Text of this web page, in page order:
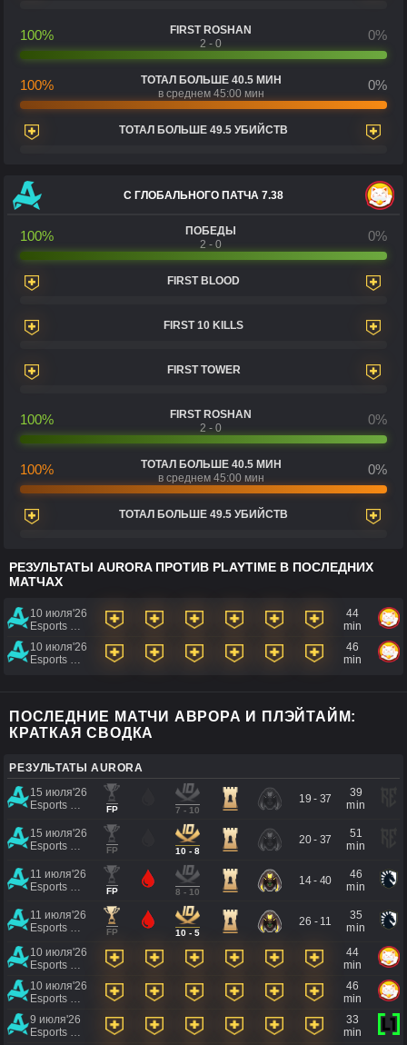
100%
FIRST ROSHAN
2 - 0
0%
100%
ТОТАЛ БОЛЬШЕ 40.5 МИН
в среднем 45:00 мин
0%
ТОТАЛ БОЛЬШЕ 49.5 УБИЙСТВ
С ГЛОБАЛЬНОГО ПАТЧА 7.38
100%
ПОБЕДЫ
2 - 0
0%
FIRST BLOOD
FIRST 10 KILLS
FIRST TOWER
100%
FIRST ROSHAN
2 - 0
0%
100%
ТОТАЛ БОЛЬШЕ 40.5 МИН
в среднем 45:00 мин
0%
ТОТАЛ БОЛЬШЕ 49.5 УБИЙСТВ
РЕЗУЛЬТАТЫ AURORA ПРОТИВ PLAYTIME В ПОСЛЕДНИХ
МАТЧАХ
10 июля'26
44
min
10 июля'26
46
min
ПОСЛЕДНИЕ МАТЧИ АВРОРА И ПЛЭЙТАЙМ:
КРАТКАЯ СВОДКА
РЕЗУЛЬТАТЫ AURORA
15 июля'26
FP 7 - 10
19 - 37
39
min
15 июля'26
FP 10 - 8
20 - 37
51
min
11 июля'26
FP 8 - 10
14 - 40
46
min
11 июля'26
FP 10 - 5
26 - 11
35
min
10 июля'26
44
min
10 июля'26
46
min
9 июля'26
33
min